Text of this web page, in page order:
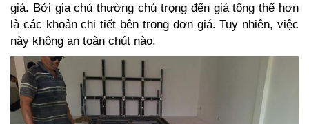
giá. Bởi gia chủ thường chú trọng đến giá tổng thể hơn
là các khoản chi tiết bên trong đơn giá. Tuy nhiên, việc
này không an toàn chút nào.